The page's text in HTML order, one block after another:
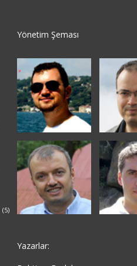
(5)
Yönetim Şeması
Yazarlar: